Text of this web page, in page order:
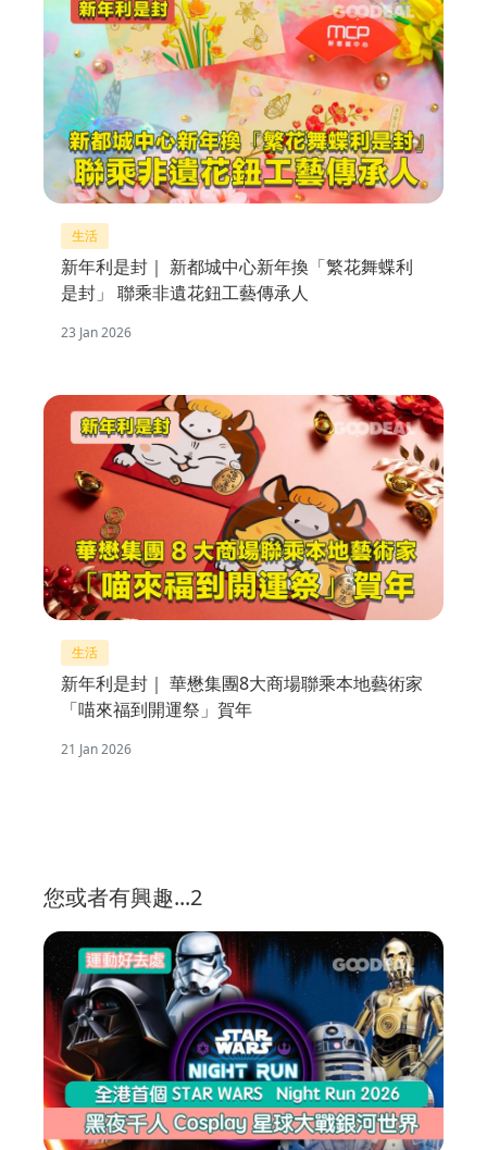
生活
新年利是封｜ 新都城中心新年換「繁花舞蝶利
是封」 聯乘非遺花鈕工藝傳承人
23 Jan 2026
生活
新年利是封｜ 華懋集團8大商場聯乘本地藝術家
「喵來福到開運祭」賀年
21 Jan 2026
您或者有興趣...2